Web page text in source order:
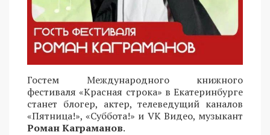
Гостем Международного книжного
фестиваля «Красная строка» в Екатеринбурге
станет блогер, актер, телеведущий каналов
«Пятница!», «Суббота!» и VK Видео, музыкант
Роман Каграманов.